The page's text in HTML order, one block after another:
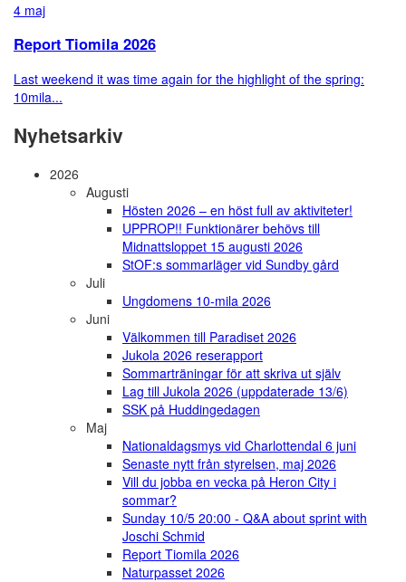
4 maj
Report Tiomila 2026
Last weekend it was time again for the highlight of the spring:
10mila...
Nyhetsarkiv
2026
Augusti
Hösten 2026 – en höst full av aktiviteter!
UPPROP!! Funktionärer behövs till
Midnattsloppet 15 augusti 2026
StOF:s sommarläger vid Sundby gård
Juli
Ungdomens 10-mila 2026
Juni
Välkommen till Paradiset 2026
Jukola 2026 reserapport
Sommarträningar för att skriva ut själv
Lag till Jukola 2026 (uppdaterade 13/6)
SSK på Huddingedagen
Maj
Nationaldagsmys vid Charlottendal 6 juni
Senaste nytt från styrelsen, maj 2026
Vill du jobba en vecka på Heron City i
sommar?
Sunday 10/5 20:00 - Q&A about sprint with
Joschi Schmid
Report Tiomila 2026
Naturpasset 2026